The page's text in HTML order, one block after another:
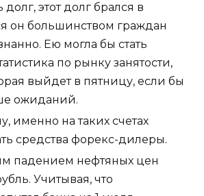
долг, этот долг брался в
он большинством граждан
Ею могла бы стать
по рынку занятости,
выйдет в пятницу, если бы
ожиданий.
именно на таких счетах
средства форекс-дилеры.
падением нефтяных цен
Учитывая, что